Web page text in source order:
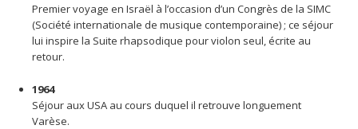
Premier voyage en Israël à l’occasion d’un Congrès de la SIMC
(Société internationale de musique contemporaine) ; ce séjour
lui inspire la Suite rhapsodique pour violon seul, écrite au
retour.
1964
Séjour aux USA au cours duquel il retrouve longuement
Varèse.